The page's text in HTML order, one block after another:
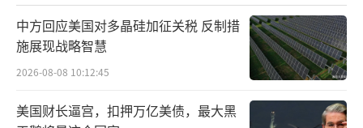
中方回应美国对多晶硅加征关税 反制措
施展现战略智慧
2026-08-08 10:12:45
美国财长逼宫，扣押万亿美债，最大黑